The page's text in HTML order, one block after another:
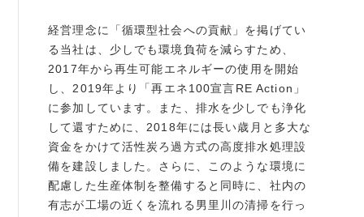
経営理念に「循環型社会への貢献」を掲げてい
る当社は、少しでも環境負荷を減らすため、
2017年から再生可能エネルギーの使用を開始
し、2019年より「再エネ100宣言RE Action」
に参加しています。また、排水を少しでも浄化
して還すために、2018年には長い歳月と多大な
資金をかけて活性炭ろ過方式の高度排水処理設
備を建設しました。さらに、このような環境に
配慮した生産体制を整備すると同時に、社内の
有志が工場の近くを流れる男里川の清掃を行っ